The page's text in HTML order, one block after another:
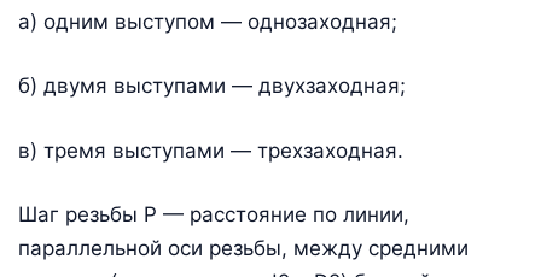
а) одним выступом — однозаходная;
б) двумя выступами — двухзаходная;
в) тремя выступами — трехзаходная.
Шаг резьбы Р — расстояние по линии,
параллельной оси резьбы, между средними